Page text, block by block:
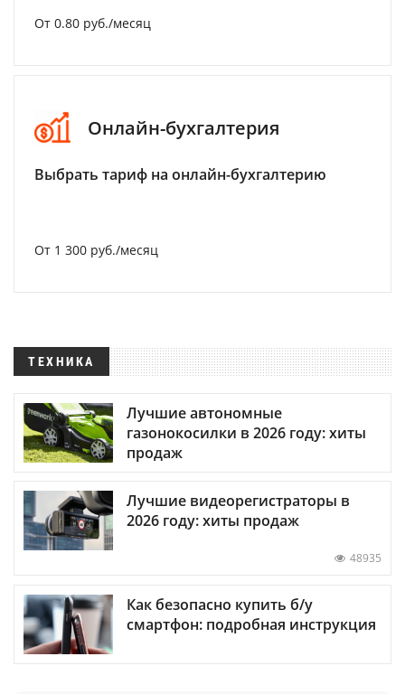
От 0.80 руб./месяц
Онлайн-бухгалтерия
Выбрать тариф на онлайн-бухгалтерию
От 1 300 руб./месяц
ТЕХНИКА
Лучшие автономные
газонокосилки в 2026 году: хиты
продаж
Лучшие видеорегистраторы в
2026 году: хиты продаж
48935
Как безопасно купить б/у
смартфон: подробная инструкция